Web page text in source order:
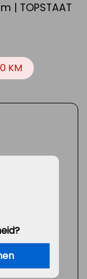
| TOPSTAAT
KM